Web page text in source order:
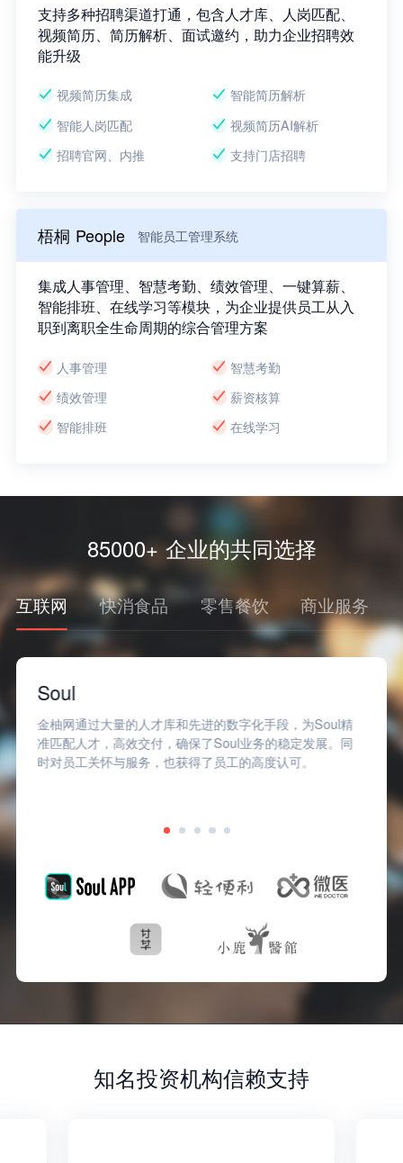
支持多种招聘渠道打通，包含人才库、人岗匹配、
视频简历、简历解析、面试邀约，助力企业招聘效
能升级
视频简历集成
智能简历解析
智能人岗匹配
视频简历AI解析
招聘官网、内推
支持门店招聘
梧桐 People 智能员工管理系统
集成人事管理、智慧考勤、绩效管理、一键算薪、
智能排班、在线学习等模块，为企业提供员工从入
职到离职全生命周期的综合管理方案
人事管理
智慧考勤
绩效管理
薪资核算
智能排班
在线学习
85000+ 企业的共同选择
互联网 快消食品 零售餐饮 商业服务
Soul
金柚网通过大量的人才库和先进的数字化手段，为Soul精
准匹配人才，高效交付，确保了Soul业务的稳定发展。同
时对员工关怀与服务，也获得了员工的高度认可。
知名投资机构信赖支持